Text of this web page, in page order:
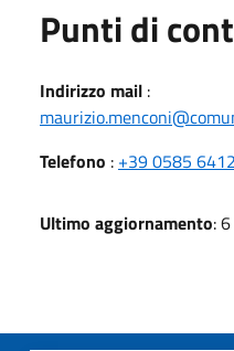
Punti di
Indirizzo mail :
Telefono : +39 0585
Ultimo aggiornamento: